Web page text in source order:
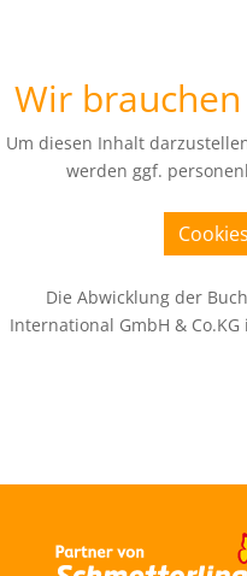
Wir
Um diesen Inhalt
werden ggf.
Die Abwicklung der
International GmbH &